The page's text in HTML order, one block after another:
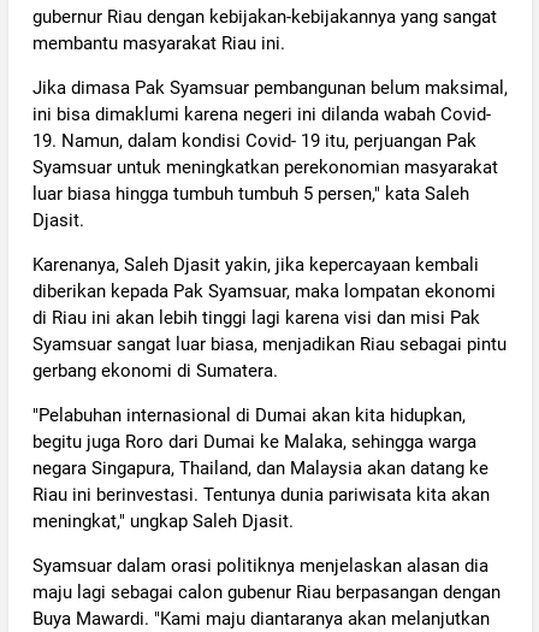
gubernur Riau dengan kebijakan-kebijakannya yang sangat
membantu masyarakat Riau ini.
Jika dimasa Pak Syamsuar pembangunan belum maksimal,
ini bisa dimaklumi karena negeri ini dilanda wabah Covid-
19. Namun, dalam kondisi Covid- 19 itu, perjuangan Pak
Syamsuar untuk meningkatkan perekonomian masyarakat
luar biasa hingga tumbuh tumbuh 5 persen," kata Saleh
Djasit.
Karenanya, Saleh Djasit yakin, jika kepercayaan kembali
diberikan kepada Pak Syamsuar, maka lompatan ekonomi
di Riau ini akan lebih tinggi lagi karena visi dan misi Pak
Syamsuar sangat luar biasa, menjadikan Riau sebagai pintu
gerbang ekonomi di Sumatera.
"Pelabuhan internasional di Dumai akan kita hidupkan,
begitu juga Roro dari Dumai ke Malaka, sehingga warga
negara Singapura, Thailand, dan Malaysia akan datang ke
Riau ini berinvestasi. Tentunya dunia pariwisata kita akan
meningkat," ungkap Saleh Djasit.
Syamsuar dalam orasi politiknya menjelaskan alasan dia
maju lagi sebagai calon gubenur Riau berpasangan dengan
Buya Mawardi. "Kami maju diantaranya akan melanjutkan